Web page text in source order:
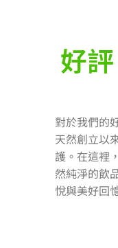
好
對於我們的
天然創立以
護。在這裡
然純淨的飲
悅與美好回